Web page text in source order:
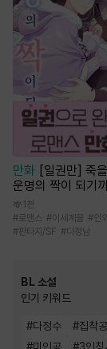
만화 [일권만] 죽
운명의 짝이 되기
1천
#로맨스 #이세계물 #인
#판타지/SF #다정남
BL 소설
인기 키워드
#다정수 #집착공